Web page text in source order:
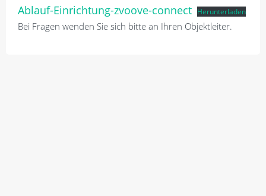
Ablauf-Einrichtung-zvoove-connect Herunterladen
Bei Fragen wenden Sie sich bitte an Ihren Objektleiter.